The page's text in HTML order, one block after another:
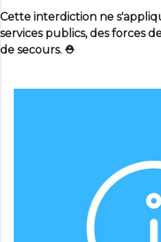
Cette interdiction ne
services publics, des forces
de secours. ⛑